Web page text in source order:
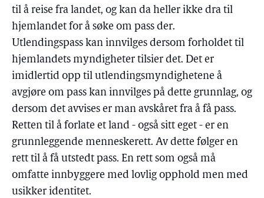
til å reise fra landet, og kan da heller ikke dra til
hjemlandet for å søke om pass der.
Utlendingspass kan innvilges dersom forholdet til
hjemlandets myndigheter tilsier det. Det er
imidlertid opp til utlendingsmyndighetene å
avgjøre om pass kan innvilges på dette grunnlag, og
dersom det avvises er man avskåret fra å få pass.
Retten til å forlate et land - også sitt eget - er en
grunnleggende menneskerett. Av dette følger en
rett til å få utstedt pass. En rett som også må
omfatte innbyggere med lovlig opphold men med
usikker identitet.